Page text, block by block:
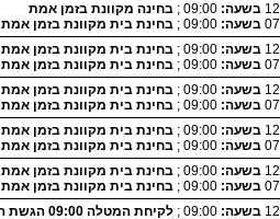
בשעה: 09:00 ;
בחינה מקוונת בזמן אמת
בשעה: 09:00 ; בחינת בית מקוונת בזמן אמת
בשעה: 09:00 ;
בחינת בית מקוונת בזמן אמת
בשעה: 09:00 ; בחינת בית מקוונת בזמן אמת
בשעה: 09:00 ;
בחינת בית מקוונת בזמן אמת
בשעה: 09:00 ; בחינת בית מקוונת בזמן אמת
בשעה: 09:00 ;
בחינת בית מקוונת בזמן אמת
בשעה: 09:00 ; בחינת בית מקוונת בזמן אמת
בשעה: 09:00 ;
בחינת בית מקוונת בזמן אמת
בשעה: 09:00 ; בחינת בית מקוונת בזמן אמת
בשעה: 09:00 ;
לקיחת המטלה 09:00 הגשת המטלה 14:00